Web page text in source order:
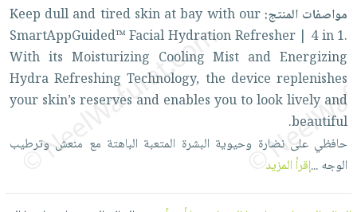
منزلية
اكسسوارات
ملابس
مطرزات
حقائب
حلي
عناية
بالذات
صندوق
القراءة
iKitab
بلا
حدود
متقدم
نيل
وفرات
عن
الشركة
سياسة
الشركة
حسابك
لائحة
مواصفات المنتج:
Keep dull and tired skin atbay with our
SmartAppGuided™FacialHydrationRefresher 4in1.
With its Moisturizing CoolingMist andEnergizing
HydraRefreshingTechnology, the devicereplenishes
your skin’s reserves and enablesyoutolooklively and
beautiful.
حافظيعلىنضارة وحيوية البشرة المتعبة الباهتة مع منعش وترطيب
الوجه...إقرأ المزيد